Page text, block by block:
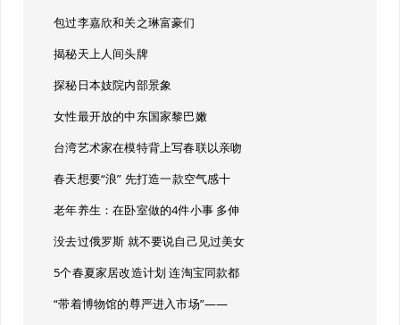
包过李嘉欣和关之琳富豪们
揭秘天上人间头牌
探秘日本妓院内部景象
女性最开放的中东国家黎巴嫩
台湾艺术家在模特背上写春联以亲吻
春天想要“浪” 先打造一款空气感十
老年养生：在卧室做的4件小事 多伸
没去过俄罗斯 就不要说自己见过美女
5个春夏家居改造计划 连淘宝同款都
“带着博物馆的尊严进入市场”——